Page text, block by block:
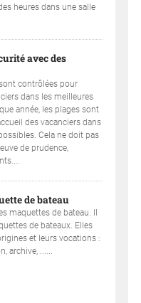
heures dans une salle
avec des
contrôlées pour
dans les meilleures
année, les plages sont
des vacanciers dans
Cela ne doit pas
de prudence,
de bateau
maquettes de bateau. Il
de bateaux. Elles
et leurs vocations :
archive, ......